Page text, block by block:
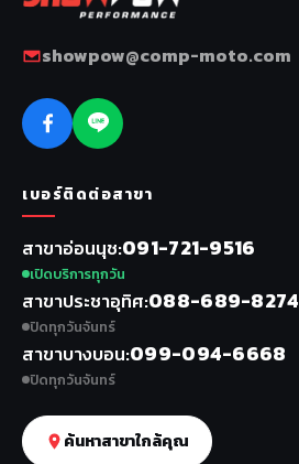
showpow@comp-moto.com
เบอร์ติดต่อสาขา
สาขาอ่อนนุช 091-721-9516
เปิดบริการทุกวัน
สาขาประชาอุทิศ 088-689-8274
ปิดทุกวันจันทร์
สาขาบางบอน 099-094-6668
ปิดทุกวันจันทร์
ค้นหาสาขาใกล้คุณ